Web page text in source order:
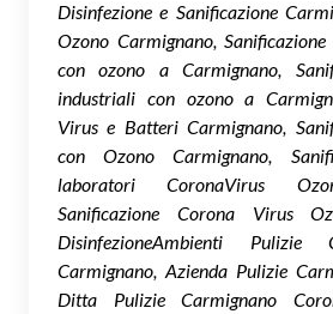
Disinfezione e Sanificazione
Ozono Carmignano,
con ozono a Carmignano,
industriali con ozono a
Virus e Batteri Carmignano,
con Ozono Carmignano,
laboratori CoronaVirus
Sanificazione Corona Virus
DisinfezioneAmbienti Pulizie
Carmignano, Azienda Pulizie
Ditta Pulizie Carmignano